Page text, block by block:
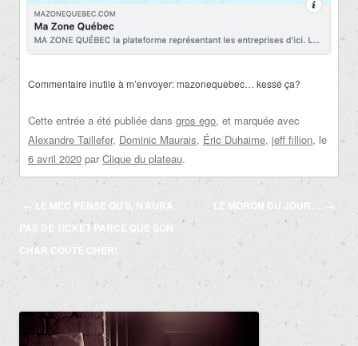
Commentaire inutile à m’envoyer: mazonequebec… kessé ça?
Cette entrée a été publiée dans gros ego, et marquée avec
Alexandre Taillefer, Dominic Maurais, Éric Duhaime, jeff fillion, le
6 avril 2020 par Clique du plateau.
Navigation
des
articles
← LE MEC PENSE QU’IL N’AURA
PAS DE TICKET PARCE QUE SON
CHAR COÛTE CHER!
LE MORON DU JOUR…. →